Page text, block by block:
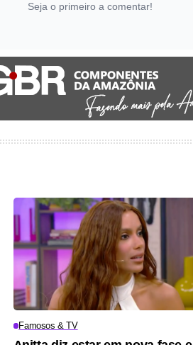
Seja o primeiro a comentar!
Famosos & TV